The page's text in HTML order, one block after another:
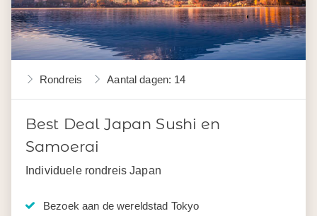
Rondreis Aantal dagen: 14
Best Deal Japan Sushi en
Samoerai
Individuele rondreis Japan
Bezoek aan de wereldstad Tokyo